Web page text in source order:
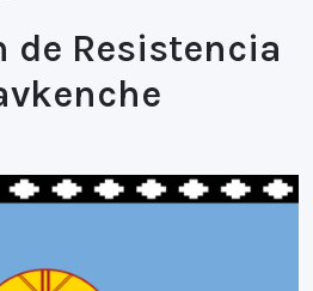
de Resistencia